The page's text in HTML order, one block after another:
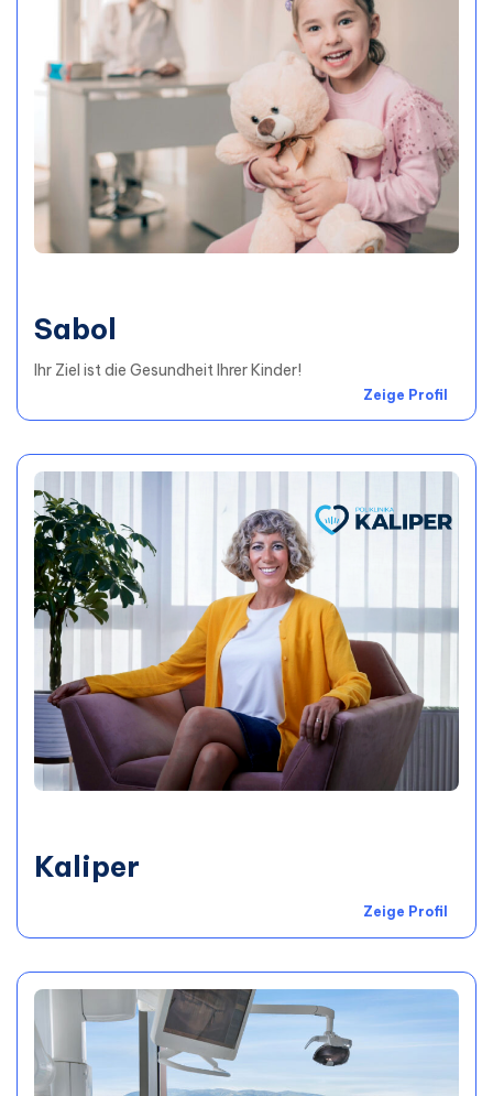
Sabol
Ihr Ziel ist die Gesundheit Ihrer Kinder!
Zeige Profil
Kaliper
Zeige Profil